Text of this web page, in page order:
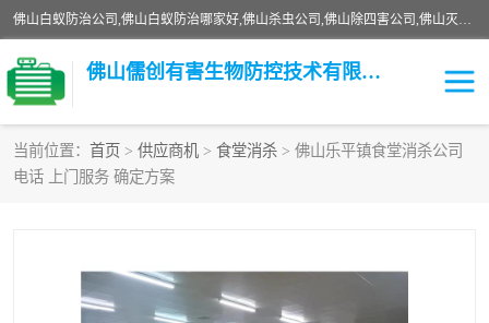
佛山白蚁防治公司,佛山白蚁防治哪家好,佛山杀虫公司,佛山除四害公司,佛山灭白蚁公司,佛山白蚁防治佛山儒创有害生物防治有限公司是一家佛山杀虫公司、佛山除四害公司、佛山灭白蚁公司、佛山白蚁防治公司，让您远离虫害困扰。要问佛山白蚁防治哪家好？佛山儒创有害生物防治有限公司全佛山、广州，正规公司，上门勘查，可靠，售后有保障。
佛山儒创有害生物防控技术有限公司
当前位置： 首页 > 供应商机 > 食堂消杀 > 佛山乐平镇食堂消杀公司
电话 上门服务 确定方案
白蚁消杀
除四害